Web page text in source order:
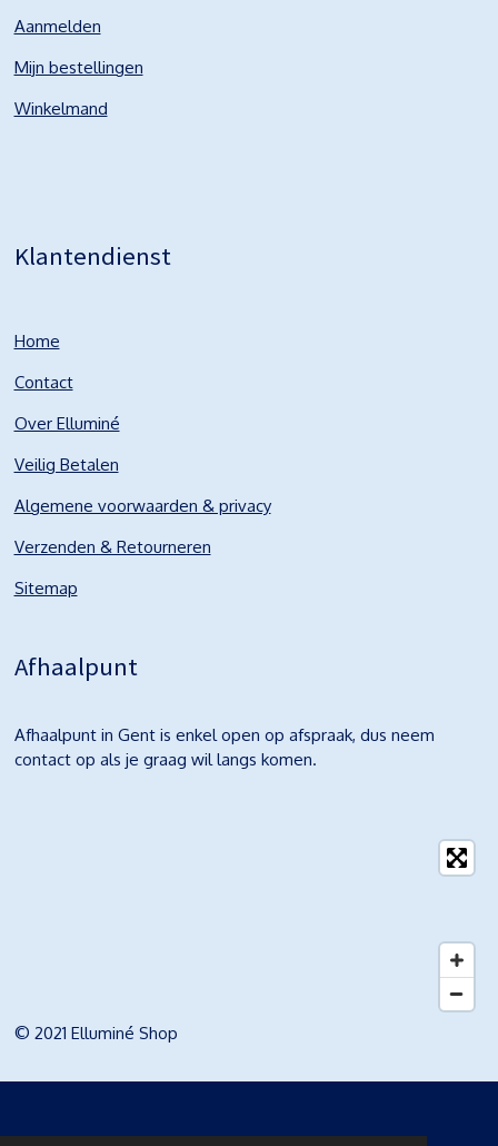
Aanmelden
Mijn bestellingen
Winkelmand
Klantendienst
Home
Contact
Over Elluminé
Veilig Betalen
Algemene voorwaarden & privacy
Verzenden & Retourneren
Sitemap
Afhaalpunt
Afhaalpunt in Gent is enkel open op afspraak, dus neem
contact op als je graag wil langs komen.
© 2021 Elluminé Shop